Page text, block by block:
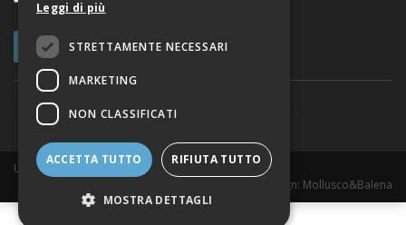
Urban@it Viale del Risorgimento, 2 - 40136 Bologna
Web Design: Mollusco&Balena
Leggi di più
STRETTAMENTE NECESSARI
MARKETING
NON CLASSIFICATI
ACCETTA TUTTO RIFIUTA TUTTO
MOSTRA DETTAGLI